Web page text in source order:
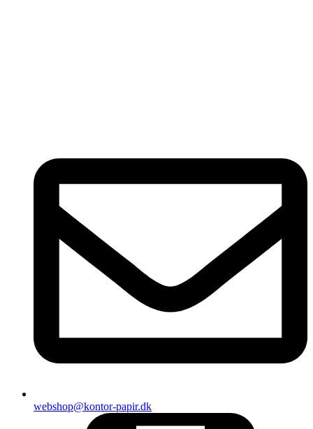
webshop@kontor-papir.dk